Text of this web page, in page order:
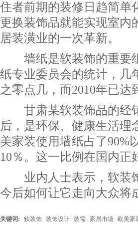
住者前期的装修日趋简单
更换装饰品就能实现室内
居装潢业的一次革新。
墙纸是软装饰的重要组
纸专业委员会的统计，几
之零点几，而2010年已
甘肃某软装饰品的经销
后，是环保、健康生活理
美家装使用墙纸占了90%
10％。这一比例在国内正
业内人士表示，软装饰
今后如何让它走向大众将
关键词: 软装饰 装饰设计 装需 家居市场 欧美家